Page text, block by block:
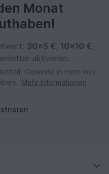
Monat
30×5 €, 10×10 €,
aktivieren.
Gewinne in Form von
Mehr Informationen